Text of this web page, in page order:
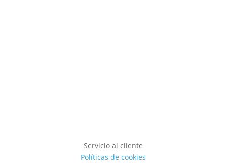
Servicio al cliente
Políticas de cookies